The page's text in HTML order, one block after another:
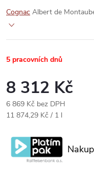
Cognac Albert de
5 pracovních dnů
8 312 Kč
6 869 Kč bez DPH
Měrná
11 874,29 Kč / 1 l